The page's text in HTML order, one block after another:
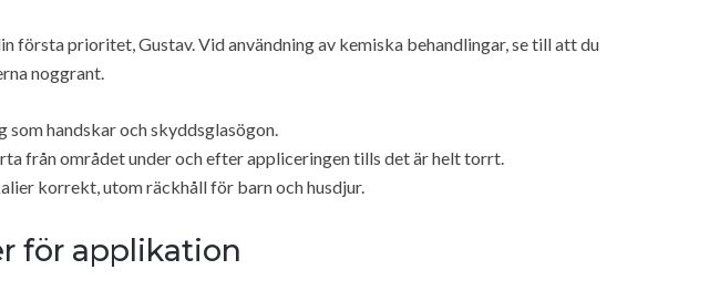
första prioritet, Gustav. Vid användning av kemiska behandlingar, se till att du
noggrant.
som handskar och skyddsglasögon.
från området under och efter appliceringen tills det är helt torrt.
korrekt, utom räckhåll för barn och husdjur.
för applikation